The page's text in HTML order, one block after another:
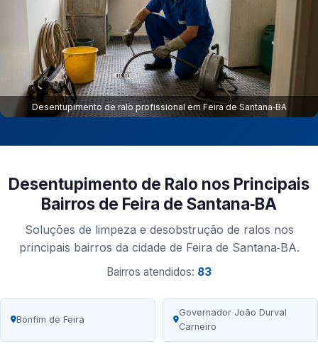
Desentupimento de ralo profissional em Feira de Santana‑BA
Desentupimento de Ralo nos Principais
Bairros de Feira de Santana‑BA
Soluções de limpeza e desobstrução de ralos nos
principais bairros da cidade de Feira de Santana‑BA.
Bairros atendidos: 83
Bonfim de Feira
Governador João Durval
Carneiro